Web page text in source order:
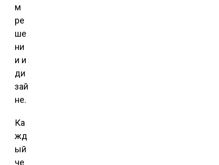
м
ре
ше
ни
и и
ди
зай
не.
Ка
жд
ый
че